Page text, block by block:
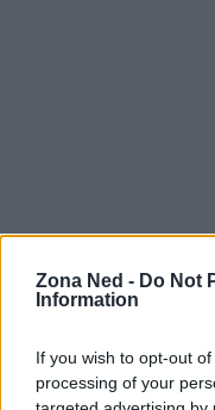
Zona Ned - Do Not
Information
If you wish to opt-out
processing of your
AUTORE